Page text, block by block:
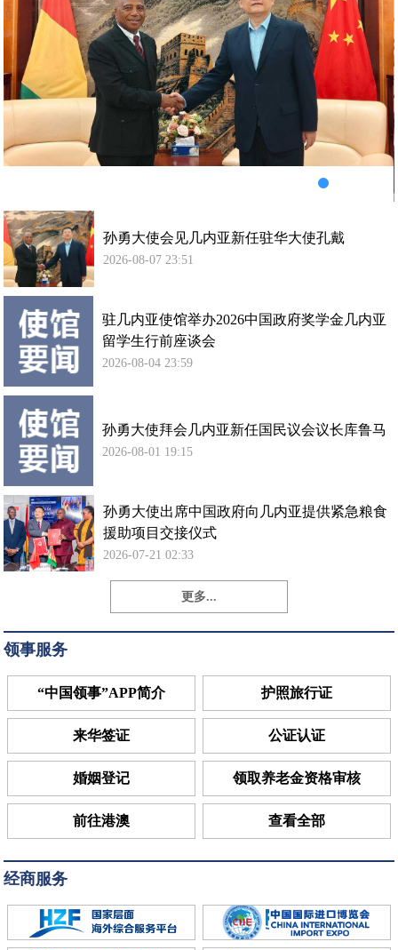
几
亚
新
任
驻
华
大
戴
孙勇大使会见几内亚新任驻华大使孔戴
2026-08-07 23:51
驻几内亚使馆举办2026中国政府奖学金几内亚
留学生行前座谈会
2026-08-04 23:59
孙勇大使拜会几内亚新任国民议会议长库鲁马
2026-08-01 19:15
孙勇大使出席中国政府向几内亚提供紧急粮食
援助项目交接仪式
2026-07-21 02:33
更多...
领事服务
“中国领事”APP简介 护照旅行证
来华签证 公证认证
婚姻登记 领取养老金资格审核
前往港澳 查看全部
经商服务